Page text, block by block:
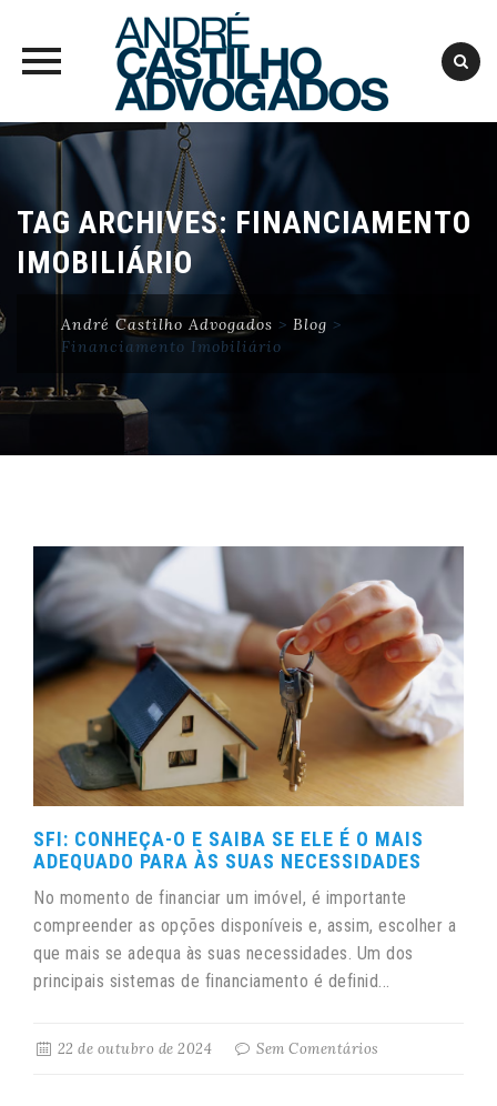
Skip
TAG ARCHIVES: FINANCIAMENTO
IMOBILIÁRIO
André Castilho Advogados > Blog >
Financiamento Imobiliário
SFI: CONHEÇA-O E SAIBA SE ELE É O MAIS
ADEQUADO PARA ÀS SUAS NECESSIDADES
No momento de financiar um imóvel, é importante
compreender as opções disponíveis e, assim, escolher a
que mais se adequa às suas necessidades. Um dos
principais sistemas de financiamento é definid...
22 de outubro de 2024 Sem Comentários